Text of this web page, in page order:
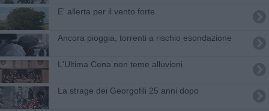
E' allerta per il vento forte
Ancora pioggia, torrenti a rischio esondazione
L'Ultima Cena non teme alluvioni
La strage dei Georgofili 25 anni dopo